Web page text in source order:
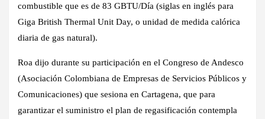
combustible que es de 83 GBTU/Día (siglas en inglés para
Giga British Thermal Unit Day, o unidad de medida calórica
diaria de gas natural).
Roa dijo durante su participación en el Congreso de Andesco
(Asociación Colombiana de Empresas de Servicios Públicos y
Comunicaciones) que sesiona en Cartagena, que para
garantizar el suministro el plan de regasificación contempla